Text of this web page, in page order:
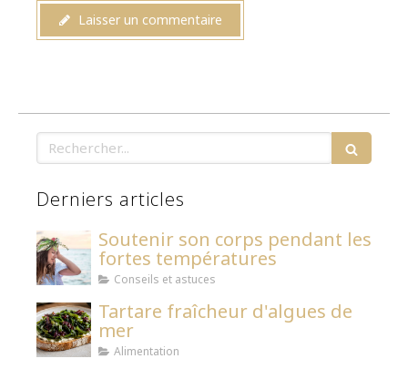
Laisser un commentaire
Rechercher
Derniers articles
Soutenir son corps pendant les
fortes températures
Conseils et astuces
Tartare fraîcheur d'algues de
mer
Alimentation